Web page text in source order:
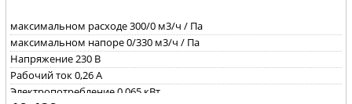
максимальном расходе300/0 м3/ч / Па
максимальном напоре0/330 м3/ч / Па
Напряжение230 B
Рабочий ток0,26 А
Электропотребление0,065 кВт